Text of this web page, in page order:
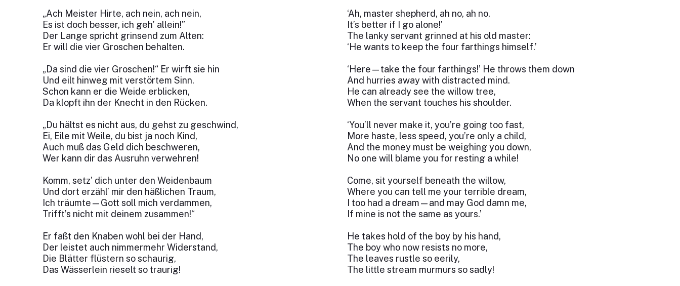
„Ach Meister Hirte, ach nein, ach nein,
Es ist doch besser, ich geh’ allein!”
Der Lange spricht grinsend zum Alten:
Er will die vier Groschen behalten.
„Da sind die vier Groschen!“ Er wirft sie hin
Und eilt hinweg mit verstörtem Sinn.
Schon kann er die Weide erblicken,
Da klopft ihn der Knecht in den Rücken.
„Du hältst es nicht aus, du gehst zu geschwind,
Ei, Eile mit Weile, du bist ja noch Kind,
Auch muß das Geld dich beschweren,
Wer kann dir das Ausruhn verwehren!
Komm, setz’ dich unter den Weidenbaum
Und dort erzähl’ mir den häßlichen Traum,
Ich träumte—Gott soll mich verdammen,
Trifft’s nicht mit deinem zusammen!“
Er faßt den Knaben wohl bei der Hand,
Der leistet auch nimmermehr Widerstand,
Die Blätter flüstern so schaurig,
Das Wässerlein rieselt so traurig!
‘Ah, master shepherd, ah no, ah no,
It’s better if I go alone!’
The lanky servant grinned at his old master:
‘He wants to keep the four farthings himself.’
‘Here—take the four farthings!’ He throws them down
And hurries away with distracted mind.
He can already see the willow tree,
When the servant touches his shoulder.
‘You’ll never make it, you’re going too fast,
More haste, less speed, you’re only a child,
And the money must be weighing you down,
No one will blame you for resting a while!
Come, sit yourself beneath the willow,
Where you can tell me your terrible dream,
I too had a dream—and may God damn me,
If mine is not the same as yours.’
He takes hold of the boy by his hand,
The boy who now resists no more,
The leaves rustle so eerily,
The little stream murmurs so sadly!